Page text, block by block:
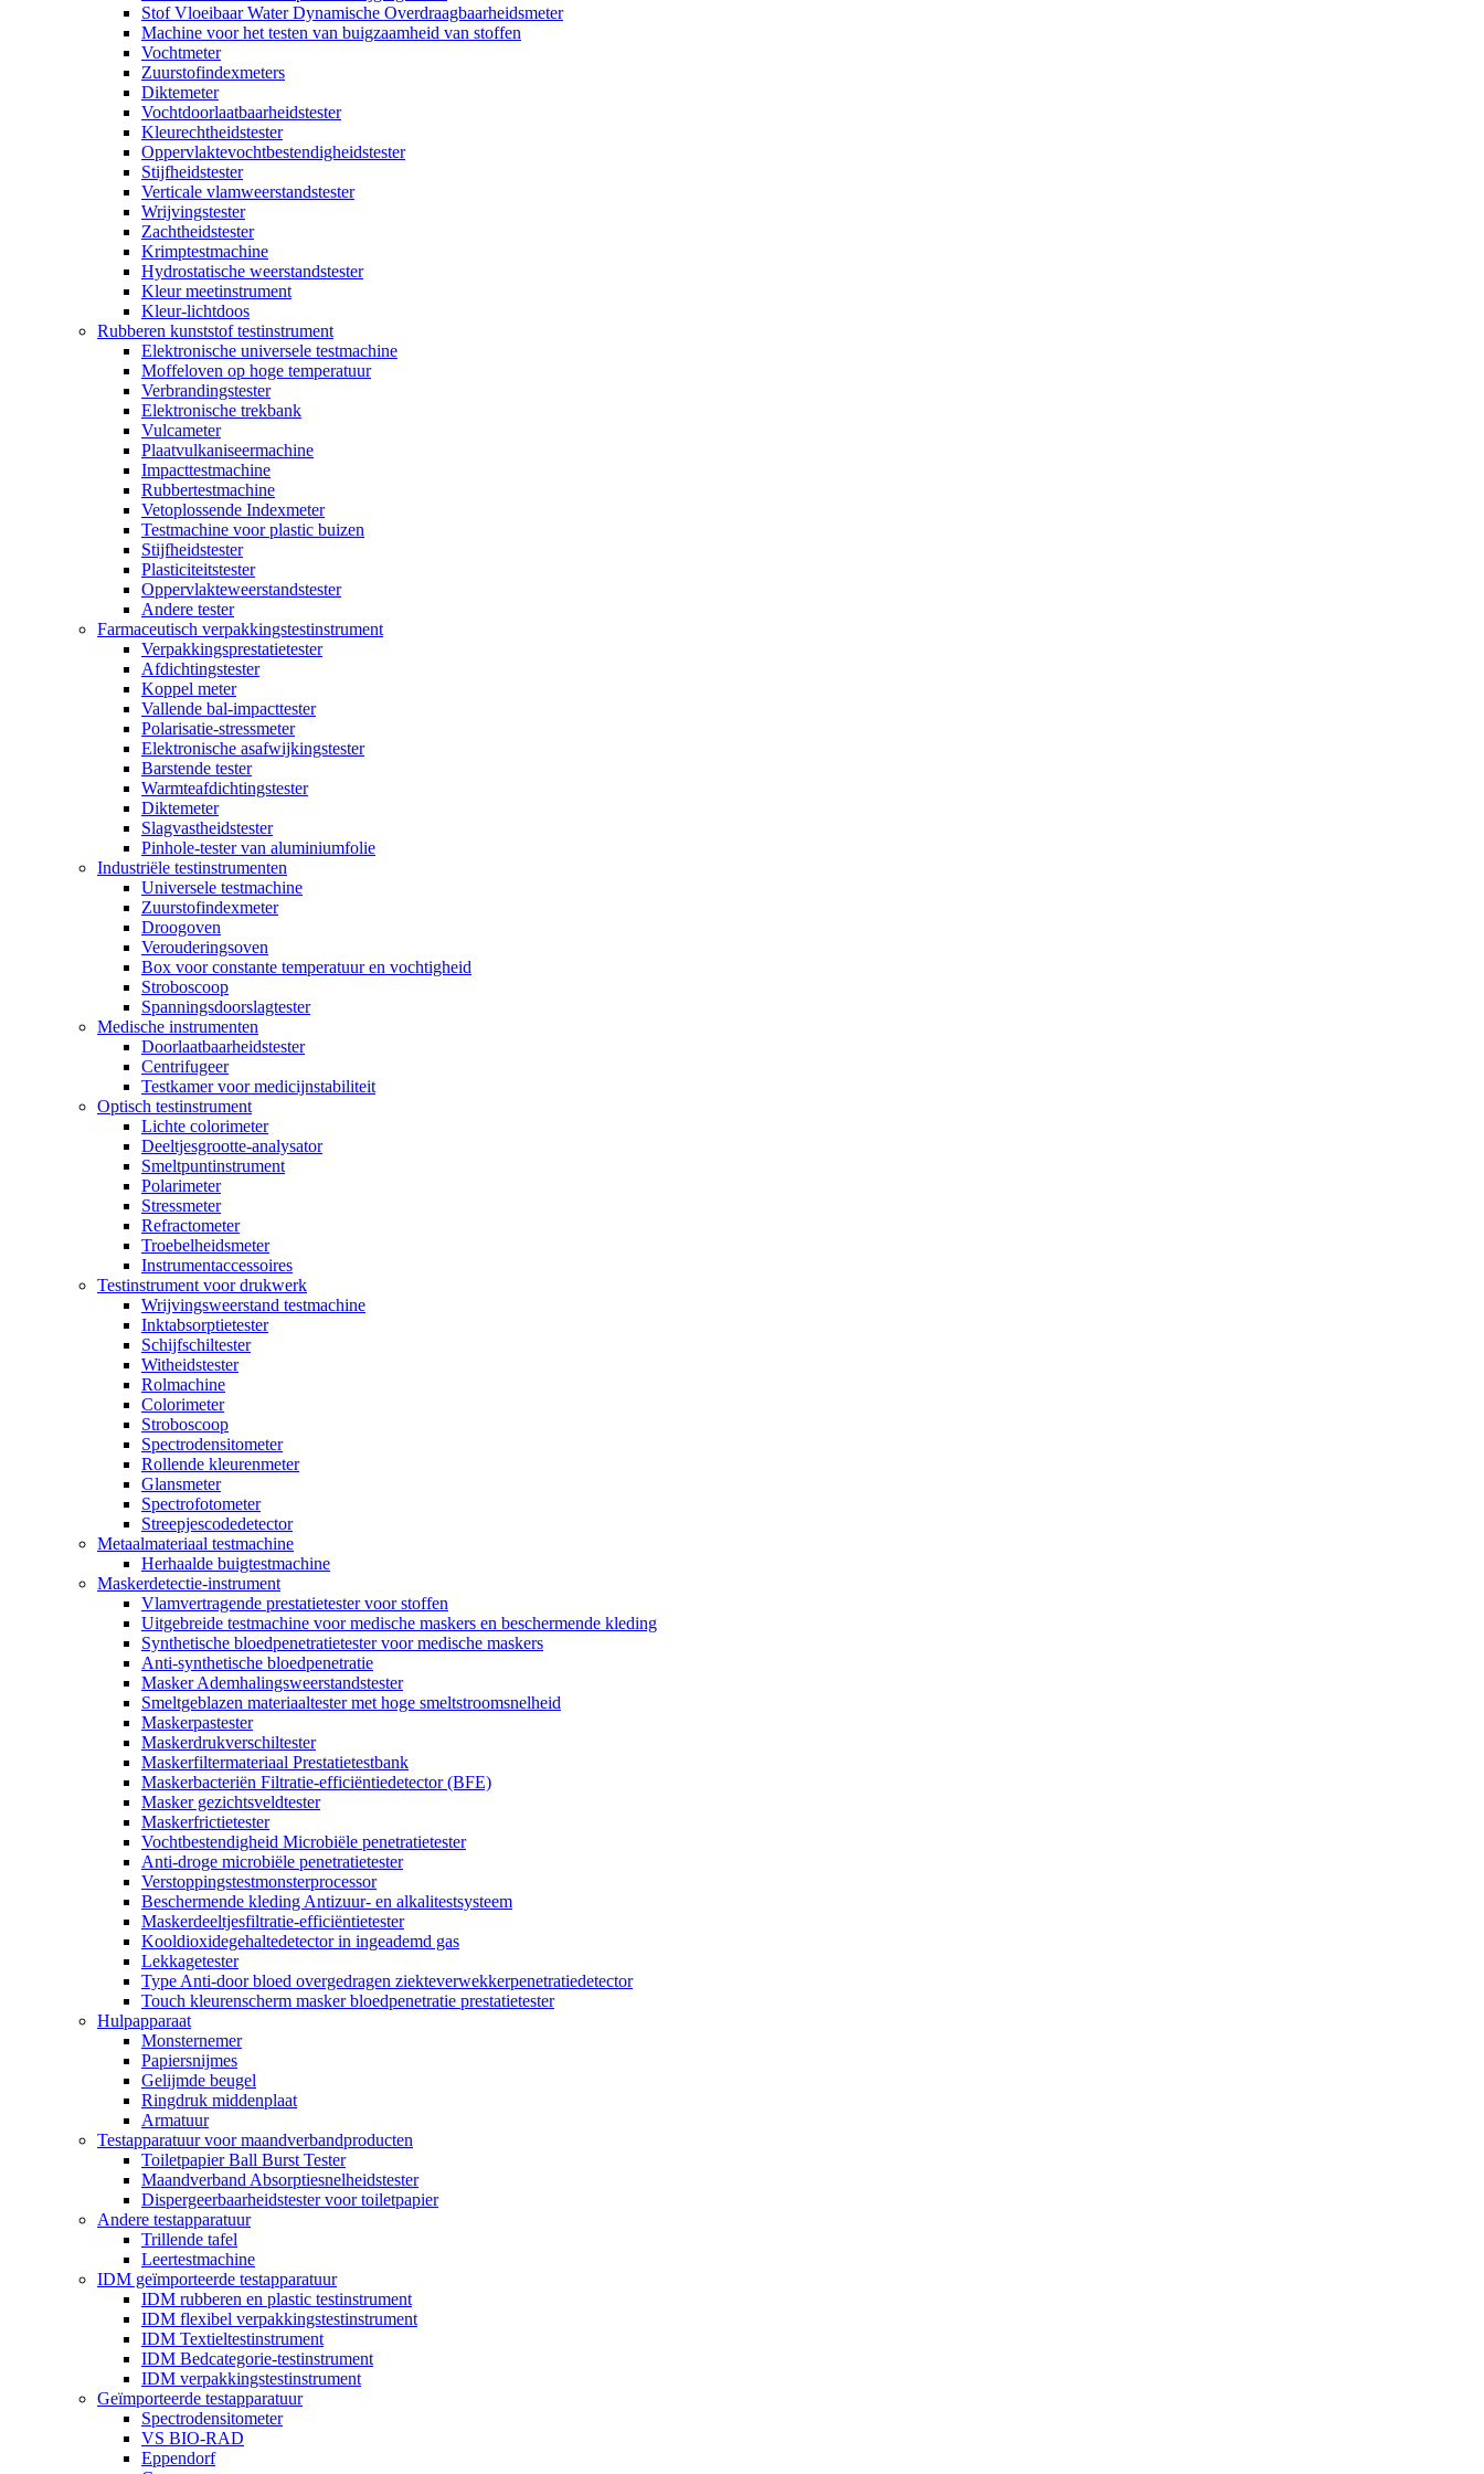
Stof Vloeibaar Water Dynamische Overdraagbaarheidsmeter
Machine voor het testen van buigzaamheid van stoffen
Vochtmeter
Zuurstofindexmeters
Diktemeter
Vochtdoorlaatbaarheidstester
Kleurechtheidstester
Oppervlaktevochtbestendigheidstester
Stijfheidstester
Verticale vlamweerstandstester
Wrijvingstester
Zachtheidstester
Krimptestmachine
Hydrostatische weerstandstester
Kleur meetinstrument
Kleur-lichtdoos
Rubberen kunststof testinstrument
Elektronische universele testmachine
Moffeloven op hoge temperatuur
Verbrandingstester
Elektronische trekbank
Vulcameter
Plaatvulkaniseermachine
Impacttestmachine
Rubbertestmachine
Vetoplossende Indexmeter
Testmachine voor plastic buizen
Stijfheidstester
Plasticiteitstester
Oppervlakteweerstandstester
Andere tester
Farmaceutisch verpakkingstestinstrument
Verpakkingsprestatietester
Afdichtingstester
Koppel meter
Vallende bal-impacttester
Polarisatie-stressmeter
Elektronische asafwijkingstester
Barstende tester
Warmteafdichtingstester
Diktemeter
Slagvastheidstester
Pinhole-tester van aluminiumfolie
Industriële testinstrumenten
Universele testmachine
Zuurstofindexmeter
Droogoven
Verouderingsoven
Box voor constante temperatuur en vochtigheid
Stroboscoop
Spanningsdoorslagtester
Medische instrumenten
Doorlaatbaarheidstester
Centrifugeer
Testkamer voor medicijnstabiliteit
Optisch testinstrument
Lichte colorimeter
Deeltjesgrootte-analysator
Smeltpuntinstrument
Polarimeter
Stressmeter
Refractometer
Troebelheidsmeter
Instrumentaccessoires
Testinstrument voor drukwerk
Wrijvingsweerstand testmachine
Inktabsorptietester
Schijfschiltester
Witheidstester
Rolmachine
Colorimeter
Stroboscoop
Spectrodensitometer
Rollende kleurenmeter
Glansmeter
Spectrofotometer
Streepjescodedetector
Metaalmateriaal testmachine
Herhaalde buigtestmachine
Maskerdetectie-instrument
Vlamvertragende prestatietester voor stoffen
Uitgebreide testmachine voor medische maskers en beschermende kleding
Synthetische bloedpenetratietester voor medische maskers
Anti-synthetische bloedpenetratie
Masker Ademhalingsweerstandstester
Smeltgeblazen materiaaltester met hoge smeltstroomsnelheid
Maskerpastester
Maskerdrukverschiltester
Maskerfiltermateriaal Prestatietestbank
Maskerbacteriën Filtratie-efficiëntiedetector (BFE)
Masker gezichtsveldtester
Maskerfrictietester
Vochtbestendigheid Microbiële penetratietester
Anti-droge microbiële penetratietester
Verstoppingstestmonsterprocessor
Beschermende kleding Antizuur- en alkalitestsysteem
Maskerdeeltjesfiltratie-efficiëntietester
Kooldioxidegehaltedetector in ingeademd gas
Lekkagetester
Type Anti-door bloed overgedragen ziekteverwekkerpenetratiedetector
Touch kleurenscherm masker bloedpenetratie prestatietester
Hulpapparaat
Monsternemer
Papiersnijmes
Gelijmde beugel
Ringdruk middenplaat
Armatuur
Testapparatuur voor maandverbandproducten
Toiletpapier Ball Burst Tester
Maandverband Absorptiesnelheidstester
Dispergeerbaarheidstester voor toiletpapier
Andere testapparatuur
Trillende tafel
Leertestmachine
IDM geïmporteerde testapparatuur
IDM rubberen en plastic testinstrument
IDM flexibel verpakkingstestinstrument
IDM Textieltestinstrument
IDM Bedcategorie-testinstrument
IDM verpakkingstestinstrument
Geïmporteerde testapparatuur
Spectrodensitometer
VS BIO-RAD
Eppendorf